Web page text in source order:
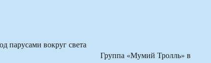
Группа «Мумий Тролль» в